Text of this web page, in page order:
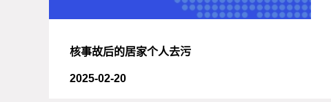
核事故后的居家个人去污
2025-02-20